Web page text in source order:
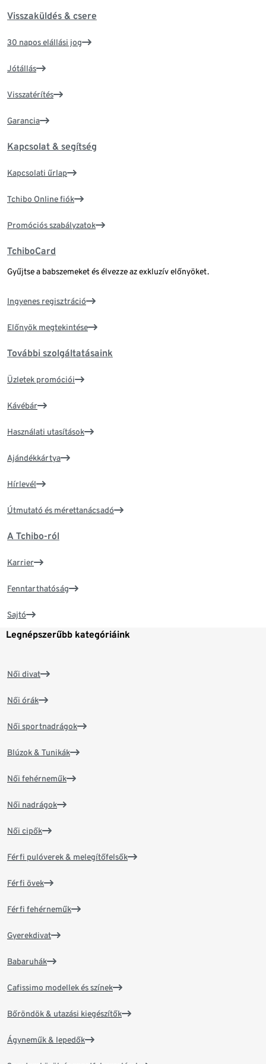
Visszaküldés & csere
30 napos elállási jog
Jótállás
Visszatérítés
Garancia
Kapcsolat & segítség
Kapcsolati űrlap
Tchibo Online fiók
Promóciós szabályzatok
TchiboCard
Gyűjtse a babszemeket és élvezze az exkluzív előnyöket.
Ingyenes regisztráció
Előnyök megtekintése
További szolgáltatásaink
Üzletek promóciói
Kávébár
Használati utasítások
Ajándékkártya
Hírlevél
Útmutató és mérettanácsadó
A Tchibo-ról
Karrier
Fenntarthatóság
Sajtó
Legnépszerűbb kategóriáink
Női divat
Női órák
Női sportnadrágok
Blúzok & Tunikák
Női fehérneműk
Női nadrágok
Női cipők
Férfi pulóverek & melegítőfelsők
Férfi övek
Férfi fehérneműk
Gyerekdivat
Babaruhák
Cafissimo modellek és színek
Bőröndök & utazási kiegészítők
Ágyneműk & lepedők